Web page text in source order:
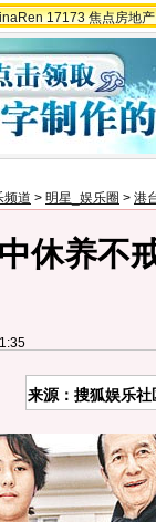
17173 焦点房地产
频道 > 明星_娱乐圈 > 港
休养不
来源：搜狐娱乐社